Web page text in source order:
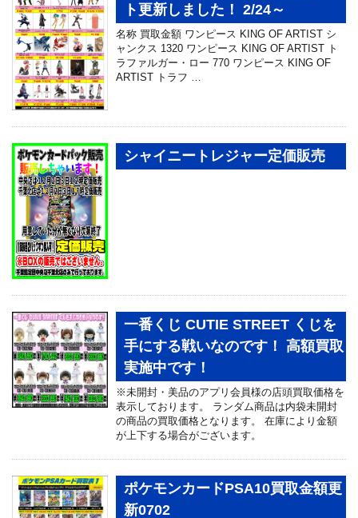
ト更新しました！ 2/24～
名称 買取金額 ワンピース KING OF ARTIST シ
ャンクス 1320 ワンピース KING OF ARTIST ト
ラファルガー・ロー 770 ワンピース KING OF
ARTIST トラフ …
シャイニートレジャー定価販売
一番くじ CUTIE STREET くじを
手にする戦いなのです！ 高額買取
実施中です！
※未開封・美品のアプリ会員様の店頭買取価格を
表示しております。 ランダム商品は内袋未開封
の商品の買取価格となります。 在庫により金額
が上下する場合がございます。
ポケモンカードPSA10買取金額更
新0702